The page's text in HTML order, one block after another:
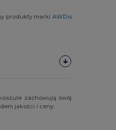
produkty marki AWDis
zachowują swój
jakości i ceny.